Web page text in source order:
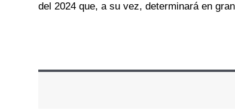
del 2024 que, a su vez, determinará en